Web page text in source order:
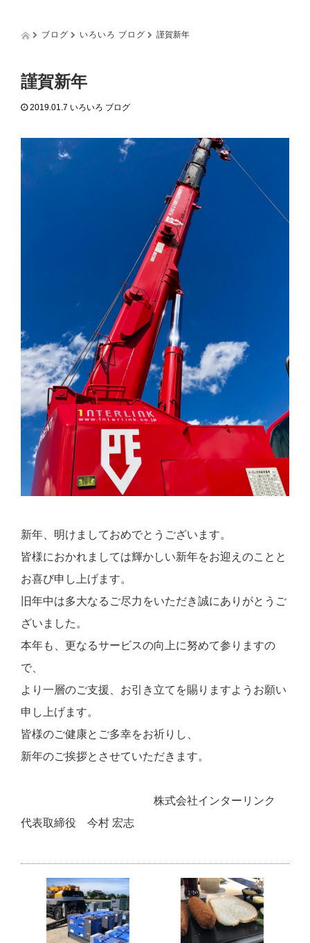
t
ブログ いろいろ ブログ 謹賀新年
謹賀新年
2019.01.7 いろいろ ブログ
新年、明けましておめでとうございます。
皆様におかれましては輝かしい新年をお迎えのことと
お喜び申し上げます。
旧年中は多大なるご尽力をいただき誠にありがとうご
ざいました。
本年も、更なるサービスの向上に努めて参りますの
で、
より一層のご支援、お引き立てを賜りますようお願い
申し上げます。
皆様のご健康とご多幸をお祈りし、
新年のご挨拶とさせていただきます。
株式会社インターリンク
代表取締役 今村 宏志